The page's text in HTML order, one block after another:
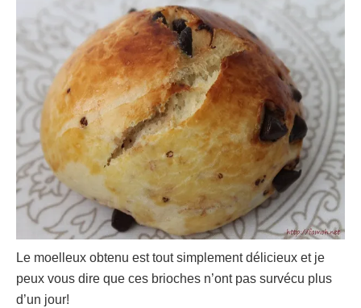
Le moelleux obtenu est tout simplement délicieux et je
peux vous dire que ces brioches n’ont pas survécu plus
d’un jour!